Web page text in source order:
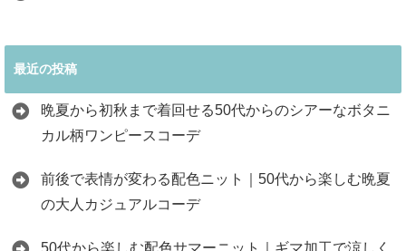
最近の投稿
晩夏から初秋まで着回せる50代からのシアーなボタニ
カル柄ワンピースコーデ
前後で表情が変わる配色ニット｜50代から楽しむ晩夏
の大人カジュアルコーデ
50代から楽しむ配色サマーニット｜ギマ加工で涼しく